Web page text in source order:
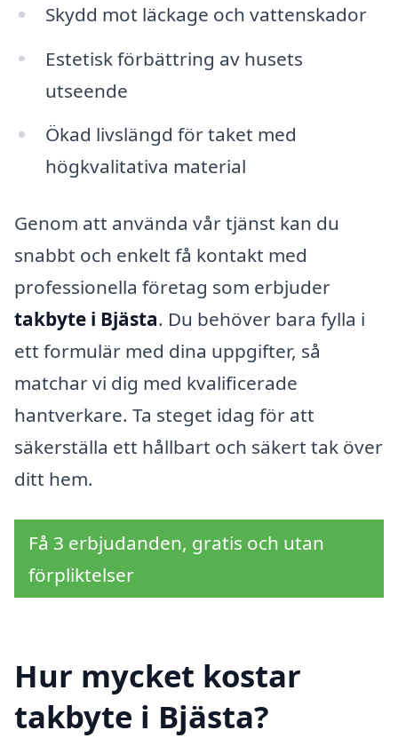
Skydd mot läckage och vattenskador
Estetisk förbättring av husets
utseende
Ökad livslängd för taket med
högkvalitativa material
Genom att använda vår tjänst kan du
snabbt och enkelt få kontakt med
professionella företag som erbjuder
takbyte i Bjästa. Du behöver bara fylla i
ett formulär med dina uppgifter, så
matchar vi dig med kvalificerade
hantverkare. Ta steget idag för att
säkerställa ett hållbart och säkert tak över
ditt hem.
Få 3 erbjudanden, gratis och utan
förpliktelser
Hur mycket kostar
takbyte i Bjästa?